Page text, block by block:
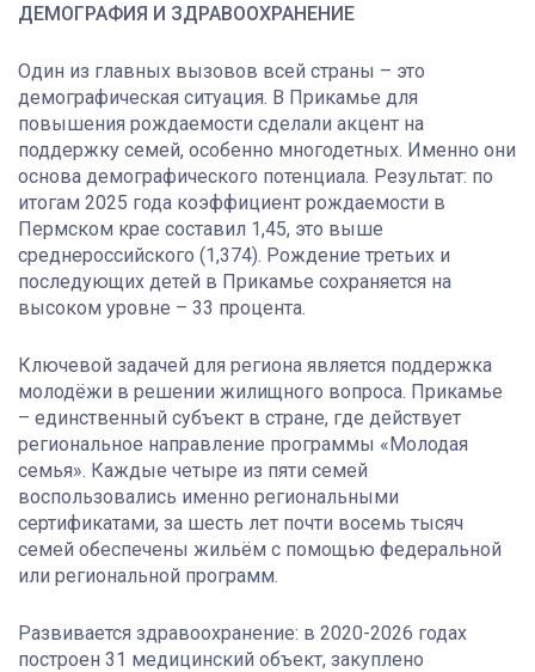
ДЕМОГРАФИЯ И ЗДРАВООХРАНЕНИЕ
Один из главных вызовов всей страны – это
демографическая ситуация. В Прикамье для
повышения рождаемости сделали акцент на
поддержку семей, особенно многодетных. Именно они
основа демографического потенциала. Результат: по
итогам 2025 года коэффициент рождаемости в
Пермском крае составил 1,45, это выше
среднероссийского (1,374). Рождение третьих и
последующих детей в Прикамье сохраняется на
высоком уровне – 33 процента.
Ключевой задачей для региона является поддержка
молодёжи в решении жилищного вопроса. Прикамье
– единственный субъект в стране, где действует
региональное направление программы «Молодая
семья». Каждые четыре из пяти семей
воспользовались именно региональными
сертификатами, за шесть лет почти восемь тысяч
семей обеспечены жильём с помощью федеральной
или региональной программ.
Развивается здравоохранение: в 2020-2026 годах
построен 31 медицинский объект, закуплено